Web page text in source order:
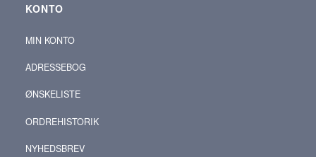
KONTO
MIN KONTO
ADRESSEBOG
ØNSKELISTE
ORDREHISTORIK
NYHEDSBREV